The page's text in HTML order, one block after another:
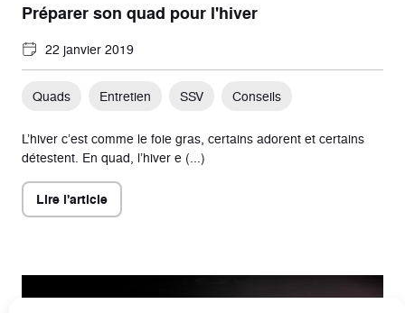
Préparer son quad pour l'hiver
22 janvier 2019
Quads Entretien SSV Conseils
L’hiver c’est comme le foie gras, certains adorent et certains
détestent. En quad, l’hiver e (...)
Lire l'article